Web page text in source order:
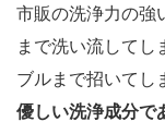
市販の洗浄力の強
まで洗い流してし
ブルまで招いてし
優しい洗浄成分で